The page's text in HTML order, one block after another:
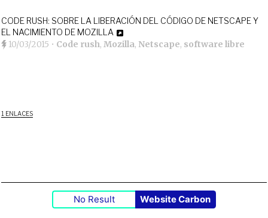
CODE RUSH: SOBRE LA LIBERACIÓN DEL CÓDIGO DE NETSCAPE Y
EL NACIMIENTO DE MOZILLA
10/03/2015 • Code rush,Mozilla, Netscape, software libre
1 ENLACES
No Result Website Carbon